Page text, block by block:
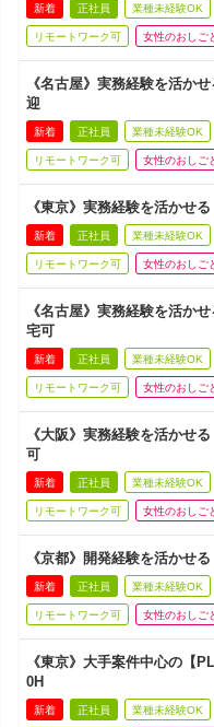
新着 正社員 業種未経験OK
リモートワーク可 女性のおしご
《名古屋》実務経験を活か
迎
新着 正社員 業種未経験OK
リモートワーク可 女性のおしご
《東京》実務経験を活かせ
新着 正社員 業種未経験OK
リモートワーク可 女性のおしご
《名古屋》実務経験を活か
宅可
新着 正社員 業種未経験OK
リモートワーク可 女性のおしご
《大阪》実務経験を活かせ
可
新着 正社員 業種未経験OK
リモートワーク可 女性のおしご
《京都》開発経験を活かせ
新着 正社員 業種未経験OK
リモートワーク可 女性のおしご
《東京》大手案件中心の【
0H
新着 正社員 業種未経験OK